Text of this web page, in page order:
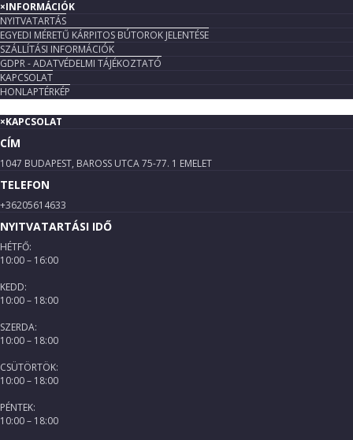
×INFORMÁCIÓK
NYITVATARTÁS
EGYEDI MÉRETŰ KÁRPITOS BÚTOROK JELENTÉSE
SZÁLLÍTÁSI INFORMÁCIÓK
GDPR - ADATVÉDELMI TÁJÉKOZTATÓ
KAPCSOLAT
HONLAPTÉRKÉP
×KAPCSOLAT
CÍM
1047 BUDAPEST, BAROSS UTCA 75-77. 1 EMELET
TELEFON
+36205614633
NYITVATARTÁSI IDŐ
HÉTFŐ:
10:00 – 16:00
KEDD:
10:00 – 18:00
SZERDA:
10:00 – 18:00
CSÜTÖRTÖK:
10:00 – 18:00
PÉNTEK:
10:00 – 18:00